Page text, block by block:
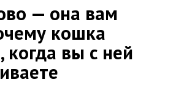
— она вам
кошка
когда вы с ней